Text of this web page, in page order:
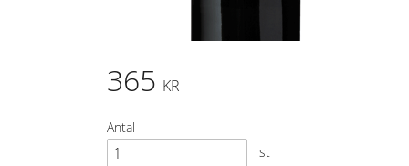
365 KR
Antal
st